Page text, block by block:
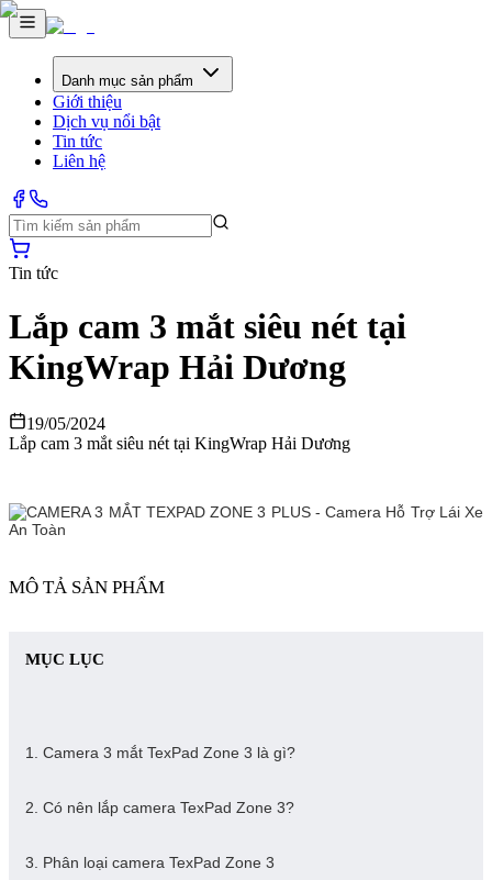
Danh mục sản phẩm
Giới thiệu
Dịch vụ nổi bật
Tin tức
Liên hệ
Tin tức
Lắp cam 3 mắt siêu nét tại
KingWrap Hải Dương
19/05/2024
Lắp cam 3 mắt siêu nét tại KingWrap Hải Dương
MÔ TẢ SẢN PHẨM
MỤC LỤC
1. Camera 3 mắt TexPad Zone 3 là gì?
2. Có nên lắp camera TexPad Zone 3?
3. Phân loại camera TexPad Zone 3